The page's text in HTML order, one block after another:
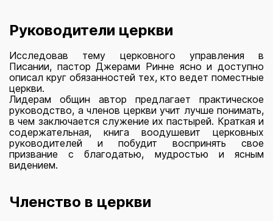
Руководители церкви
Исследовав тему церковного управления в
Писании, пастор Джерами Ринне ясно и доступно
описал круг обязанностей тех, кто ведет поместные
церкви.
Лидерам общин автор предлагает практическое
руководство, а членов церкви учит лучше понимать,
в чем заключается служение их пастырей. Краткая и
содержательная, книга воодушевит церковных
руководителей и побудит воспринять свое
призвание с благодатью, мудростью и ясным
видением.
Членство в церкви